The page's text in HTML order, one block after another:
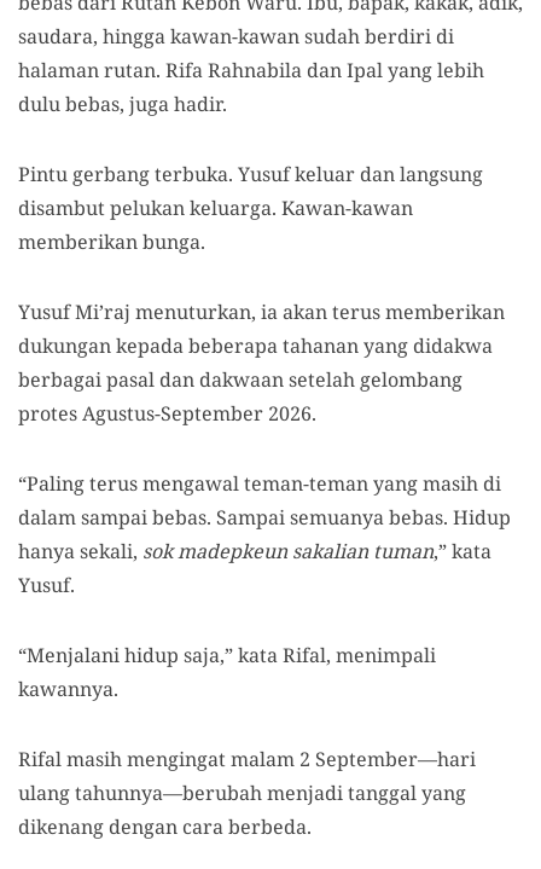
saudara, hingga kawan-kawan sudah berdiri di
halaman rutan. Rifa Rahnabila dan Ipal yang lebih
dulu bebas, juga hadir.
Pintu gerbang terbuka. Yusuf keluar dan langsung
disambut pelukan keluarga. Kawan-kawan
memberikan bunga.
Yusuf Mi’raj menuturkan, ia akan terus memberikan
dukungan kepada beberapa tahanan yang didakwa
berbagai pasal dan dakwaan setelah gelombang
protes Agustus-September 2026.
“Paling terus mengawal teman-teman yang masih di
dalam sampai bebas. Sampai semuanya bebas. Hidup
hanya sekali, sok madepkeun sakalian tuman,” kata
Yusuf.
“Menjalani hidup saja,” kata Rifal, menimpali
kawannya.
Rifal masih mengingat malam 2 September—hari
ulang tahunnya—berubah menjadi tanggal yang
dikenang dengan cara berbeda.